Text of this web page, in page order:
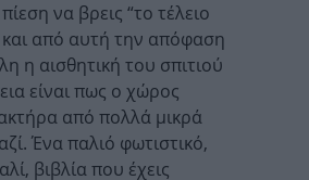
να βρεις “το τέλειο
από αυτή την απόφαση
η αισθητική του σπιτιού
είναι πως ο χώρος
από πολλά μικρά
Ένα παλιό φωτιστικό,
βιβλία που έχεις